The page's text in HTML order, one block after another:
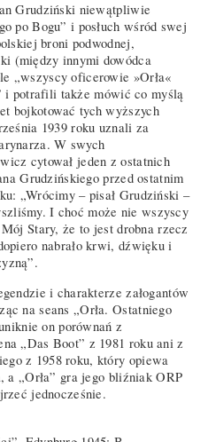
Grudziński niewątpliwie
po Bogu” i posłuch wśród swej
broni podwodnej,
(między innymi dowódca
„wszyscy oficerowie »Orła«
i potrafili także mówić co myślą
bojkotować tych wyższych
1939 roku uznali za
W swych
cytował jeden z ostatnich
Grudzińskiego przed ostatnim
„Wrócimy – pisał Grudziński –
I choć może nie wszyscy
Stary, że to jest drobna rzecz
nabrało krwi, dźwięku i
i charakterze załogantów
na seans „Orła. Ostatniego
on porównań z
„Das Boot” z 1981 roku ani z
z 1958 roku, który opiewa
„Orła” gra jego bliźniak ORP
jednocześnie.